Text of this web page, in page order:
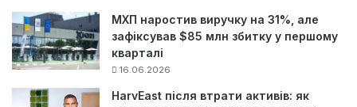
МХП наростив виручку на 31%, але
зафіксував $85 млн збитку у першому
кварталі
16.06.2026
HarvEast після втрати активів: як